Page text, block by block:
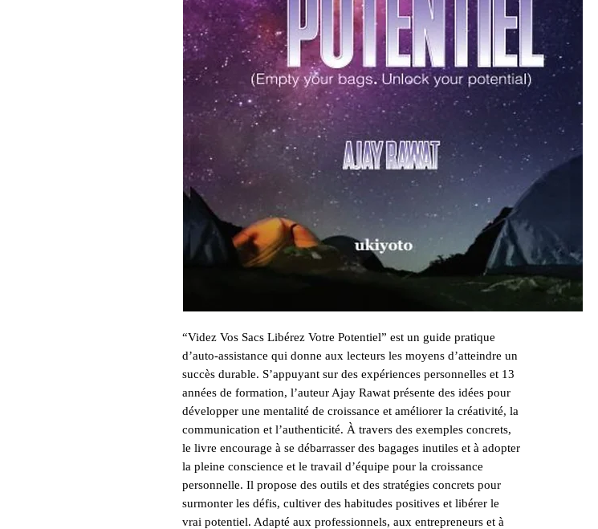
“Videz Vos Sacs Libérez Votre Potentiel” est un guide pratique
d’auto-assistance qui donne aux lecteurs les moyens d’atteindre un
succès durable. S’appuyant sur des expériences personnelles et 13
années de formation, l’auteur Ajay Rawat présente des idées pour
développer une mentalité de croissance et améliorer la créativité, la
communication et l’authenticité. À travers des exemples concrets,
le livre encourage à se débarrasser des bagages inutiles et à adopter
la pleine conscience et le travail d’équipe pour la croissance
personnelle. Il propose des outils et des stratégies concrets pour
surmonter les défis, cultiver des habitudes positives et libérer le
vrai potentiel. Adapté aux professionnels, aux entrepreneurs et à